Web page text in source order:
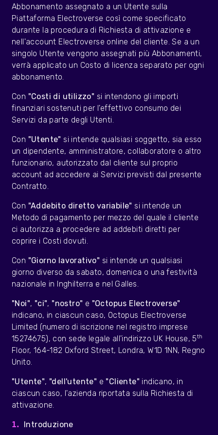
Abbonamento assegnato a un Utente sulla
Piattaforma Electroverse così come specificato
durante la procedura di Richiesta di attivazione e
nell'account Electroverse online del cliente. Se a un
singolo Utente vengono assegnati più Abbonamenti,
verrà applicato un Costo di licenza separato per ogni
abbonamento.
Con "Costi di utilizzo" si intendono gli importi
finanziari sostenuti per l'effettivo consumo dei
Servizi da parte degli Utenti.
Con "Utente" si intende qualsiasi soggetto, sia esso
un dipendente, amministratore, collaboratore o altro
funzionario, autorizzato dal cliente sul proprio
account ad accedere ai Servizi previsti dal presente
Contratto.
Con "Addebito diretto variabile" si intende un
Metodo di pagamento per mezzo del quale il cliente
ci autorizza a procedere ad addebiti diretti per
coprire i Costi dovuti.
Con "Giorno lavorativo" si intende un qualsiasi
giorno diverso da sabato, domenica o una festività
nazionale in Inghilterra e nel Galles.
"Noi", "ci", "nostro" e "Octopus Electroverse"
indicano, in ciascun caso, Octopus Electroverse
Limited (numero di iscrizione nel registro imprese
15274675), con sede legale all'indirizzo UK House, 5th
Floor, 164-182 Oxford Street, Londra, W1D 1NN, Regno
Unito.
"Utente", "dell'utente" e "Cliente" indicano, in
ciascun caso, l'azienda riportata sulla Richiesta di
attivazione.
Introduzione